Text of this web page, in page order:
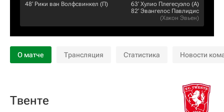
48‎’‎ Рики ван Волфсвинкел (П) 63‎’‎ Хулио Плегесуэло (А)
82‎’‎ Эвангелос Павлидис
(Хакон Эвьен)
О матче Трансляция Статистика Новости
Твенте